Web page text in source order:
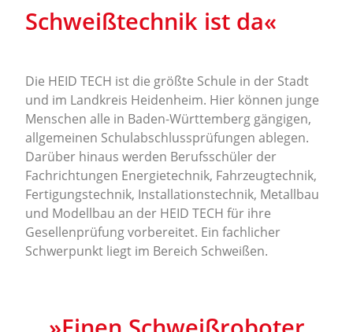
Schweißtechnik ist da«
Die HEID TECH ist die größte Schule in der Stadt
und im Landkreis Heidenheim. Hier können junge
Menschen alle in Baden-Württemberg gängigen,
allgemeinen Schulabschlussprüfungen ablegen.
Darüber hinaus werden Berufsschüler der
Fachrichtungen Energietechnik, Fahrzeugtechnik,
Fertigungstechnik, Installationstechnik, Metallbau
und Modellbau an der HEID TECH für ihre
Gesellenprüfung vorbereitet. Ein fachlicher
Schwerpunkt liegt im Bereich Schweißen.